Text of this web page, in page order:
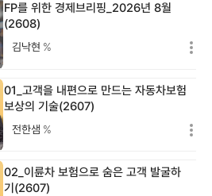
FP를 위한 경제브리핑_2026년 8월
(2608)
김낙현 %
01_고객을 내편으로 만드는 자동차보험
보상의 기술(2607)
전한샘 %
02_이륜차 보험으로 숨은 고객 발굴하
기(2607)